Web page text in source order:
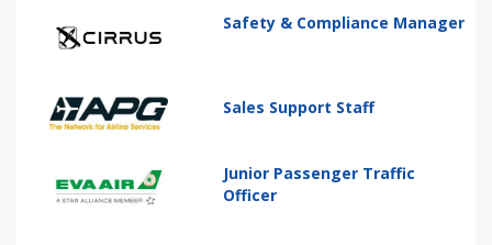
Safety & Compliance Manager
Sales Support Staff
Junior Passenger Traffic
Officer